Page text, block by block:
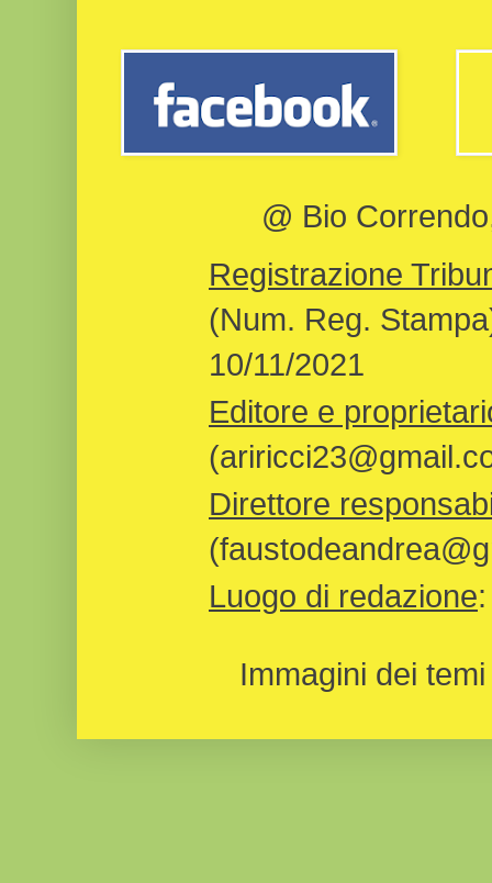
@ Bio
Registrazione
(Num. Reg.
10/11/2021
Editore e
Direttore
Luogo di redazione
Immagini dei